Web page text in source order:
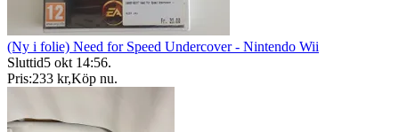
(Ny i folie) Need for Speed Undercover - Nintendo Wii
Sluttid5 okt 14:56.
Pris:233 kr,Köp nu.